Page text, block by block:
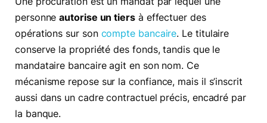
personneautorise un tiersà effectuer des
opérations sur son compte bancaire. Le titulaire
conserve la propriété des fonds, tandis que le
mandataire bancaire agit en son nom. Ce
mécanisme repose sur la confiance, mais il s’inscrit
aussi dans un cadre contractuel précis, encadré par
la banque.